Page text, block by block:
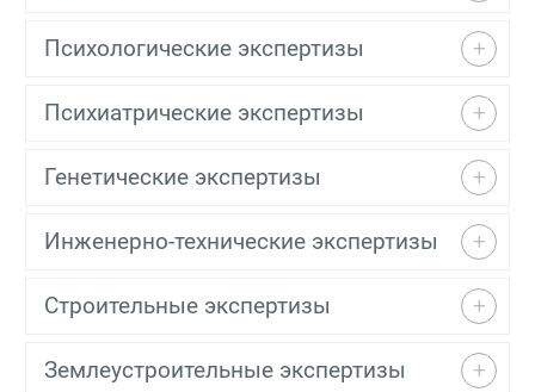
Психологические экспертизы
Психиатрические экспертизы
Генетические экспертизы
Инженерно-технические экспертизы
Строительные экспертизы
Землеустроительные экспертизы